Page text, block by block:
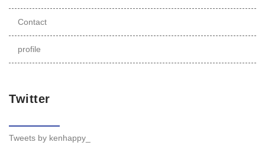
Contact
profile
Twitter
Tweets by kenhappy_